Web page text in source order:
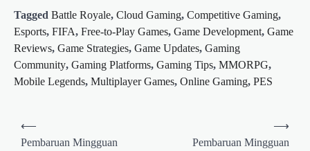
Tagged Battle Royale, Cloud Gaming, Competitive Gaming,
Esports, FIFA, Free-to-Play Games, Game Development, Game
Reviews, Game Strategies, Game Updates, Gaming
Community, Gaming Platforms, Gaming Tips, MMORPG,
Mobile Legends, Multiplayer Games, Online Gaming, PES
Post
navigation
⟵
Pembaruan Mingguan
Pembaruan Mingguan
⟶